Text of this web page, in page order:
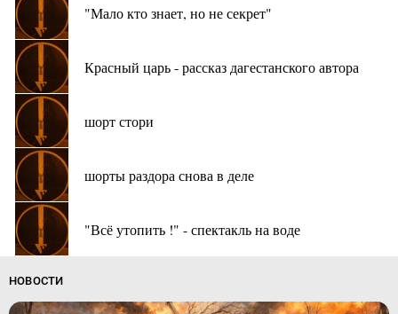
"Мало кто знает, но не секрет"
Красный царь - рассказ дагестанского автора
шорт стори
шорты раздора снова в деле
"Всё утопить !" - спектакль на воде
НОВОСТИ